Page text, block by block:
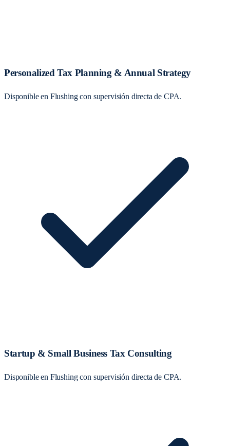
Personalized Tax Planning & Annual Strategy
Disponible en Flushing con supervisión directa de CPA.
Startup & Small Business Tax Consulting
Disponible en Flushing con supervisión directa de CPA.